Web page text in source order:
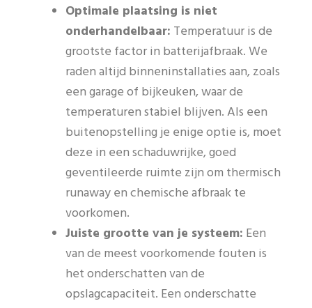
Optimale plaatsing is niet
onderhandelbaar: Temperatuur is de
grootste factor in batterijafbraak. We
raden altijd binneninstallaties aan, zoals
een garage of bijkeuken, waar de
temperaturen stabiel blijven. Als een
buitenopstelling je enige optie is, moet
deze in een schaduwrijke, goed
geventileerde ruimte zijn om thermisch
runaway en chemische afbraak te
voorkomen.
Juiste grootte van je systeem: Een
van de meest voorkomende fouten is
het onderschatten van de
opslagcapaciteit. Een onderschatte